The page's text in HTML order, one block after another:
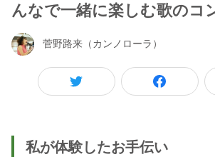
んなで一緒に楽しむ歌のコ
菅野路来（カンノローラ）
私が体験したお手伝い